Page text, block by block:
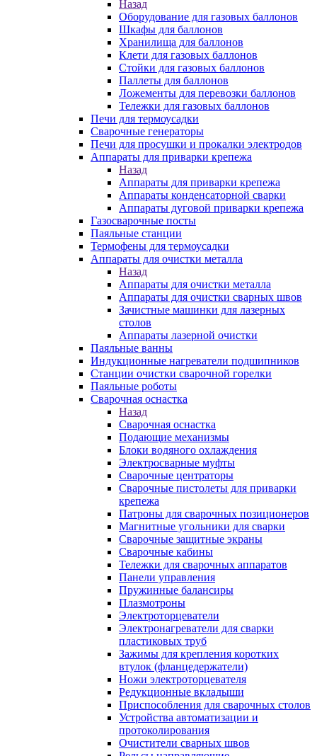
Назад
Оборудование для газовых баллонов
Шкафы для баллонов
Хранилища для баллонов
Клети для газовых баллонов
Стойки для газовых баллонов
Паллеты для баллонов
Ложементы для перевозки баллонов
Тележки для газовых баллонов
Печи для термоусадки
Сварочные генераторы
Печи для просушки и прокалки электродов
Аппараты для приварки крепежа
Назад
Аппараты для приварки крепежа
Аппараты конденсаторной сварки
Аппараты дуговой приварки крепежа
Газосварочные посты
Паяльные станции
Термофены для термоусадки
Аппараты для очистки металла
Назад
Аппараты для очистки металла
Аппараты для очистки сварных швов
Зачистные машинки для лазерных
столов
Аппараты лазерной очистки
Паяльные ванны
Индукционные нагреватели подшипников
Станции очистки сварочной горелки
Паяльные роботы
Сварочная оснастка
Назад
Сварочная оснастка
Подающие механизмы
Блоки водяного охлаждения
Электросварные муфты
Сварочные центраторы
Сварочные пистолеты для приварки
крепежа
Патроны для сварочных позиционеров
Магнитные угольники для сварки
Сварочные защитные экраны
Сварочные кабины
Тележки для сварочных аппаратов
Панели управления
Пружинные балансиры
Плазмотроны
Электроторцеватели
Электронагреватели для сварки
пластиковых труб
Зажимы для крепления коротких
втулок (фланцедержатели)
Ножи электроторцевателя
Редукционные вкладыши
Приспособления для сварочных столов
Устройства автоматизации и
протоколирования
Очистители сварных швов